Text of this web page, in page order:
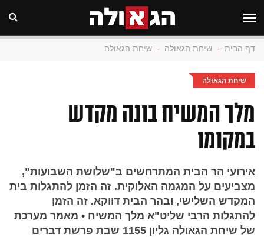
דף הבית - שיחת הגאולה - שיחת הגאולה
שיחת הגאולה
מלך המשיח בונה מקדש
במקומו
אירועי הר הבית המתרחשים ב"שלושת השבועות",
מצביעים על המגמה האלוקית. זה הזמן להתגלות בית
המקדש השלישי, ובהר הבית דווקא. זה הזמן
להתגלות הרבי שליט"א מלך המשיח • מאמר מערכת
של שיחת הגאולה גליון 1155 שבת פרשת דברים